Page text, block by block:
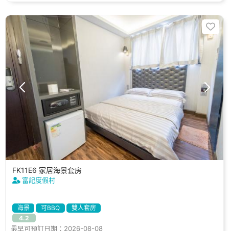
FK11E6 家居海景套房
富記度假村
海景 可BBQ
雙人套房
4.2
最早可預訂日期：2026-08-08